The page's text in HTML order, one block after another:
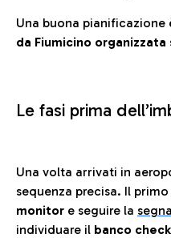
Una buona pianificazione
da Fiumicino organizzata
Le fasi prima
Una volta arrivati in
sequenza precisa. Il primo
monitor e seguire la
individuare il banco